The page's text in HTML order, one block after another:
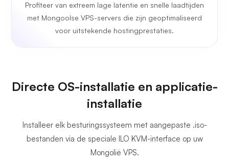
Profiteer van extreem lage latentie en snelle laadtijden
met Mongoolse VPS-servers die zijn geoptimaliseerd
voor uitstekende hostingprestaties.
Directe OS-installatie en applicatie-
installatie
Installeer elk besturingssysteem met aangepaste .iso-
bestanden via de speciale ILO KVM-interface op uw
Mongolië VPS.